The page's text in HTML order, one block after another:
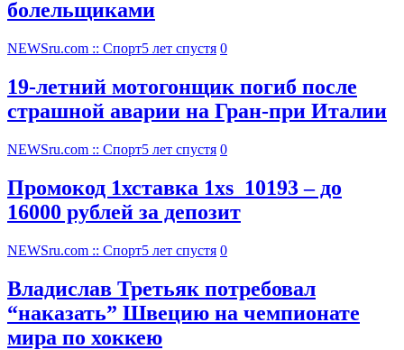
болельщиками
NEWSru.com :: Спорт5 лет спустя 0
19-летний мотогонщик погиб после
страшной аварии на Гран-при Италии
NEWSru.com :: Спорт5 лет спустя 0
Промокод 1хставка 1xs_10193 – до
16000 рублей за депозит
NEWSru.com :: Спорт5 лет спустя 0
Владислав Третьяк потребовал
“наказать” Швецию на чемпионате
мира по хоккею